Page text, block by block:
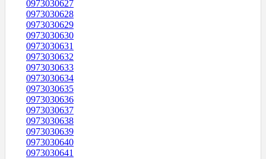
0973030627
0973030628
0973030629
0973030630
0973030631
0973030632
0973030633
0973030634
0973030635
0973030636
0973030637
0973030638
0973030639
0973030640
0973030641